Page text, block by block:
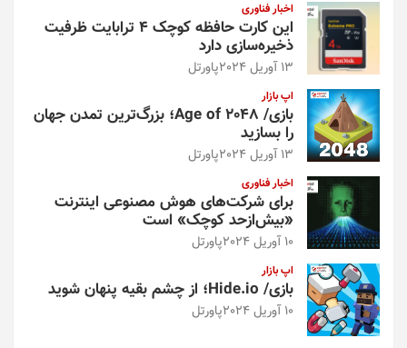
اخبار فناوری
این کارت حافظه کوچک ۴ ترابایت ظرفیت
ذخیره‌سازی دارد
13 آوریل 2024 پاورتل
اپ بازار
بازی/ Age of 2048؛ بزرگ‌ترین تمدن جهان
را بسازید
13 آوریل 2024 پاورتل
اخبار فناوری
برای شرکت‌های هوش مصنوعی اینترنت
«بیش‌از‌حد کوچک» است
10 آوریل 2024 پاورتل
اپ بازار
بازی/ Hide.io؛ از چشم بقیه پنهان شوید
10 آوریل 2024 پاورتل